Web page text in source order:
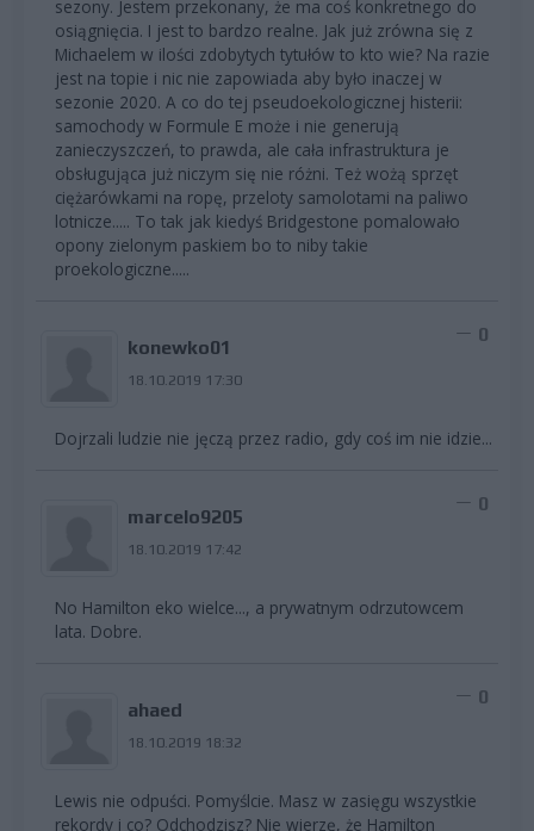
sezony. Jestem przekonany, że ma coś konkretnego do
osiągnięcia. I jest to bardzo realne. Jak już zrówna się z
Michaelem w ilości zdobytych tytułów to kto wie? Na razie
jest na topie i nic nie zapowiada aby było inaczej w
sezonie 2020. A co do tej pseudoekologicznej histerii:
samochody w Formule E może i nie generują
zanieczyszczeń, to prawda, ale cała infrastruktura je
obsługująca już niczym się nie różni. Też wożą sprzęt
ciężarówkami na ropę, przeloty samolotami na paliwo
lotnicze..... To tak jak kiedyś Bridgestone pomalowało
opony zielonym paskiem bo to niby takie
proekologiczne.....
konewko01
18.10.2019 17:30
0
Dojrzali ludzie nie jęczą przez radio, gdy coś im nie idzie...
marcelo9205
18.10.2019 17:42
0
No Hamilton eko wielce..., a prywatnym odrzutowcem
lata. Dobre.
ahaed
18.10.2019 18:32
0
Lewis nie odpuści. Pomyślcie. Masz w zasięgu wszystkie
rekordy i co? Odchodzisz? Nie wierzę, że Hamilton